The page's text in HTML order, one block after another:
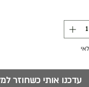
עדכנו אותי כשחוזר